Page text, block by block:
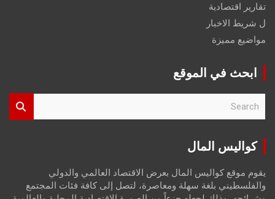
تقارير اقتصادية
ل شريط الاخبار
مواضيع مميزة
ابحث في الموقع
r
كواليس المال
يقوم موقع كواليس المال بعرض الاقتصاد العالمي والدولي
والفلسطيني بلغة سهلة ومعاصرة، لتصل إلى كافة فئات المجتمع